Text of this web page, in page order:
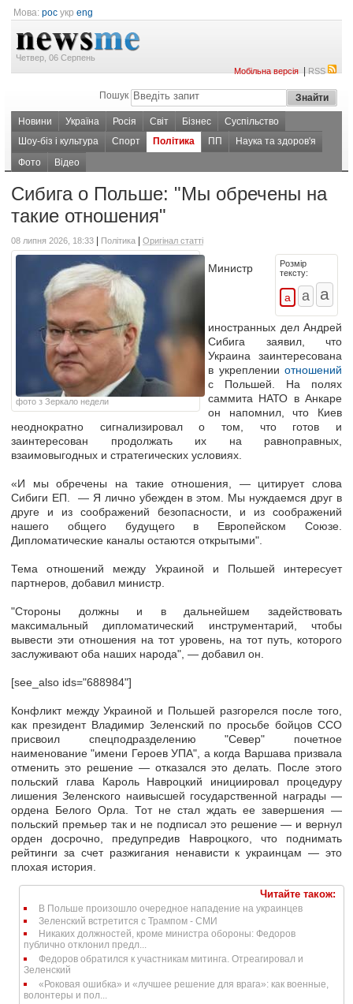
Мова: рос укр eng
Четвер, 06 Серпень
Мобільна версія|RSS
Пошук
Новини Україна Росія Світ Бізнес
Суспільство
Шоу-біз і культура
Спорт Політика ПП
Наука та здоров'я
Фото
Відео
Сибига о Польше: "Мы обречены на
такие отношения"
08 липня 2026, 18:33 Політика Оригінал статті
фото з Зеркало недели
Розмір
тексту:
Министр
иностранных дел Андрей
Сибига заявил, что
Украина заинтересована
в укреплении отношений
с Польшей. На полях
саммита НАТО в Анкаре
он напомнил, что Киев
неоднократно сигнализировал о том, что готов и
заинтересован продолжать их на равноправных,
взаимовыгодных и стратегических условиях.
«И мы обречены на такие отношения, — цитирует слова
Сибиги ЕП. — Я лично убежден в этом. Мы нуждаемся друг в
друге и из соображений безопасности, и из соображений
нашего общего будущего в Европейском Союзе.
Дипломатические каналы остаются открытыми".
Тема отношений между Украиной и Польшей интересует
партнеров, добавил министр.
"Стороны должны и в дальнейшем задействовать
максимальный дипломатический инструментарий, чтобы
вывести эти отношения на тот уровень, на тот путь, которого
заслуживают оба наших народа", — добавил он.
[see_also ids="688984"]
Конфликт между Украиной и Польшей разгорелся после того,
как президент Владимир Зеленский по просьбе бойцов ССО
присвоил спецподразделению "Север" почетное
наименование "имени Героев УПА", а когда Варшава призвала
отменить это решение — отказался это делать. После этого
польский глава Кароль Навроцкий инициировал процедуру
лишения Зеленского наивысшей государственной награды —
ордена Белого Орла. Тот не стал ждать ее завершения —
польский премьер так и не подписал это решение — и вернул
орден досрочно, предупредив Навроцкого, что поднимать
рейтинги за счет разжигания ненависти к украинцам — это
плохая история.
Читайте також:
В Польше произошло очередное нападение на украинцев
Зеленский встретится с Трампом - СМИ
Никаких должностей, кроме министра обороны: Федоров
публично отклонил предл...
Федоров обратился к участникам митинга. Отреагировал и
Зеленский
«Роковая ошибка» и «лучшее решение для врага»: как военные,
волонтеры и пол...